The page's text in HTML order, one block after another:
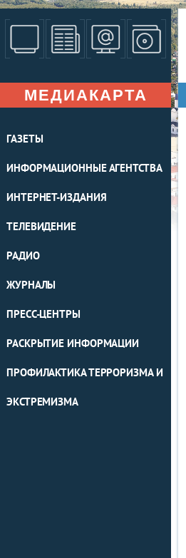
МЕДИАКАРТА
ГАЗЕТЫ
ИНФОРМАЦИОННЫЕ АГЕНТСТВА
ИНТЕРНЕТ-ИЗДАНИЯ
ТЕЛЕВИДЕНИЕ
РАДИО
ЖУРНАЛЫ
ПРЕСС-ЦЕНТРЫ
РАСКРЫТИЕ ИНФОРМАЦИИ
ПРОФИЛАКТИКА ТЕРРОРИЗМА И
ЭКСТРЕМИЗМА